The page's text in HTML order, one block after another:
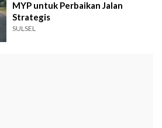
MYP untuk Perbaikan Jalan
Strategis
SULSEL